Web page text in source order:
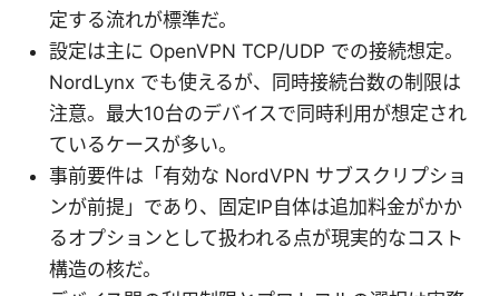
定する流れが標準だ。
設定は主に OpenVPN TCP/UDP での接続想定。
NordLynx でも使えるが、同時接続台数の制限は
注意。最大10台のデバイスで同時利用が想定され
ているケースが多い。
事前要件は「有効な NordVPN サブスクリプショ
ンが前提」であり、固定IP自体は追加料金がかか
るオプションとして扱われる点が現実的なコスト
構造の核だ。